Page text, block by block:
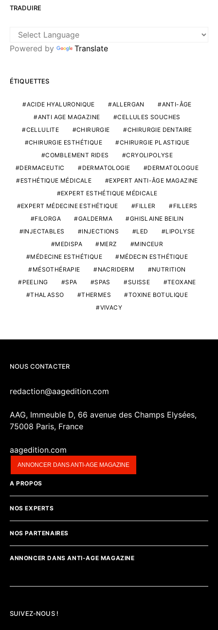
TRADUIRE
Powered by Translate
ÉTIQUETTES
ACIDE HYALURONIQUE ALLERGAN
ANTI-ÂGE
ANTI AGE MAGAZINE
CELLULES SOUCHES
CELLULITE
CHIRURGIE
CHIRURGIE DENTAIRE
CHIRURGIE ESTHÉTIQUE
CHIRURGIE PLASTIQUE
COMBLEMENT RIDES
CRYOLIPOLYSE
DERMACEUTIC
DERMATOLOGIE
DERMATOLOGUE
ESTHÉTIQUE MÉDICALE
EXPERT ANTI-ÂGE MAGAZINE
EXPERT ESTHÉTIQUE MÉDICALE
EXPERT MÉDECINE ESTHÉTIQUE
FILLER
FILLERS
FILORGA
GALDERMA
GHISLAINE BEILIN
INJECTABLES
INJECTIONS LED
LIPOLYSE
MEDISPA
MERZ
MINCEUR
MÉDECINE ESTHÉTIQUE
MÉDECIN ESTHÉTIQUE
MÉSOTHÉRAPIE
NACRIDERM
NUTRITION
PEELING
SPA SPAS SUISSE
TEOXANE
THALASSO
THERMES
TOXINE BOTULIQUE
VIVACY
NOUS CONTACTER
redaction@aagedition.com
AAG, Immeuble D, 66 avenue des Champs Elysées,
75008 Paris, France
aagedition.com
ANNONCER DANS ANTI-AGE MAGAZINE
A PROPOS
NOS EXPERTS
NOS PARTENAIRES
ANNONCER DANS ANTI-AGE MAGAZINE
SUIVEZ-NOUS !